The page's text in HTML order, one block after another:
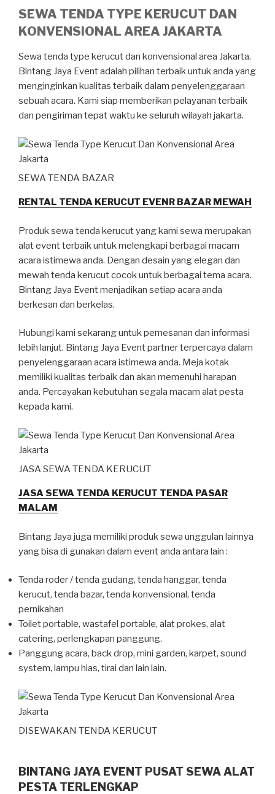
SEWA TENDA TYPE KERUCUT DAN
KONVENSIONAL AREA JAKARTA
Sewa tenda type kerucut dan konvensional area Jakarta.
Bintang Jaya Event adalah pilihan terbaik untuk anda yang
menginginkan kualitas terbaik dalam penyelenggaraan
sebuah acara. Kami siap memberikan pelayanan terbaik
dan pengiriman tepat waktu ke seluruh wilayah jakarta.
SEWA TENDA BAZAR
RENTAL TENDA KERUCUT EVENR BAZAR MEWAH
Produk sewa tenda kerucut yang kami sewa merupakan
alat event terbaik untuk melengkapi berbagai macam
acara istimewa anda. Dengan desain yang elegan dan
mewah tenda kerucut cocok untuk berbagai tema acara.
Bintang Jaya Event menjadikan setiap acara anda
berkesan dan berkelas.
Hubungi kami sekarang untuk pemesanan dan informasi
lebih lanjut. Bintang Jaya Event partner terpercaya dalam
penyelenggaraan acara istimewa anda. Meja kotak
memiliki kualitas terbaik dan akan memenuhi harapan
anda. Percayakan kebutuhan segala macam alat pesta
kepada kami.
JASA SEWA TENDA KERUCUT
JASA SEWA TENDA KERUCUT TENDA PASAR
MALAM
Bintang Jaya juga memiliki produk sewa unggulan lainnya
yang bisa di gunakan dalam event anda antara lain :
Tenda roder / tenda gudang, tenda hanggar, tenda
kerucut, tenda bazar, tenda konvensional, tenda
pernikahan
Toilet portable, wastafel portable, alat prokes, alat
catering, perlengkapan panggung.
Panggung acara, back drop, mini garden, karpet, sound
system, lampu hias, tirai dan lain lain.
DISEWAKAN TENDA KERUCUT
BINTANG JAYA EVENT PUSAT SEWA ALAT
PESTA TERLENGKAP